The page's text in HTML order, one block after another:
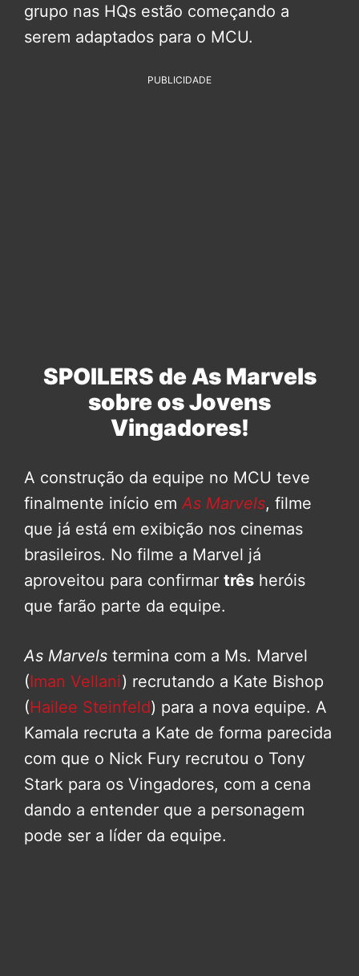
grupo nas HQs estão começando a
serem adaptados para o MCU.
PUBLICIDADE
SPOILERS de As Marvels
sobre os Jovens
Vingadores!
A construção da equipe no MCU teve
finalmente início em As Marvels, filme
que já está em exibição nos cinemas
brasileiros. No filme a Marvel já
aproveitou para confirmar três heróis
que farão parte da equipe.
As Marvels termina com a Ms. Marvel
(Iman Vellani) recrutando a Kate Bishop
(Hailee Steinfeld) para a nova equipe. A
Kamala recruta a Kate de forma parecida
com que o Nick Fury recrutou o Tony
Stark para os Vingadores, com a cena
dando a entender que a personagem
pode ser a líder da equipe.